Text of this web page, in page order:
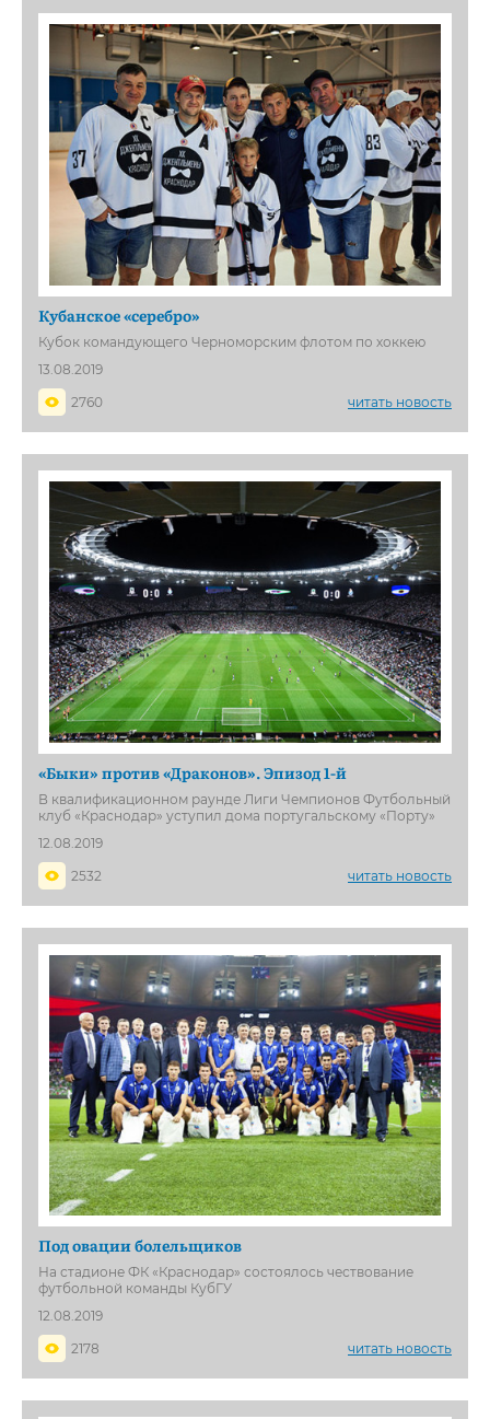
Кубанское «серебро»
Кубок командующего Черноморским флотом по хоккею
13.08.2019
2760
читать новость
«Быки» против «Драконов». Эпизод 1-й
В квалификационном раунде Лиги Чемпионов Футбольный
клуб «Краснодар» уступил дома португальскому «Порту»
12.08.2019
2532
читать новость
Под овации болельщиков
На стадионе ФК «Краснодар» состоялось чествование
футбольной команды КубГУ
12.08.2019
2178
читать новость